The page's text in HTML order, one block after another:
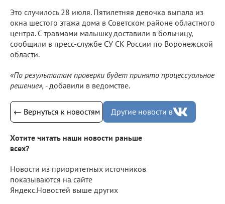
Это случилось 28 июля. Пятилетняя девочка выпала из
окна шестого этажа дома в Советском районе областного
центра. С травмами малышку доставили в больницу,
сообщили в пресс-службе СУ СК России по Воронежской
области.
«По результатам проверки будет принято процессуальное
решение», - добавили в ведомстве.
← Вернуться к новостям Другие новости в
Хотите читать наши новости раньше
всех?
Новости из приоритетных источников
показываются на сайте
Яндекс.Новостей выше других